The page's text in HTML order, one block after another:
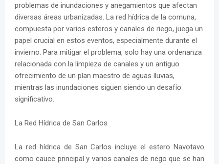
problemas de inundaciones y anegamientos que afectan
diversas áreas urbanizadas. La red hídrica de la comuna,
compuesta por varios esteros y canales de riego, juega un
papel crucial en estos eventos, especialmente durante el
invierno. Para mitigar el problema, solo hay una ordenanza
relacionada con la limpieza de canales y un antiguo
ofrecimiento de un plan maestro de aguas lluvias,
mientras las inundaciones siguen siendo un desafío
significativo.
La Red Hídrica de San Carlos
La red hídrica de San Carlos incluye el estero Navotavo
como cauce principal y varios canales de riego que se han